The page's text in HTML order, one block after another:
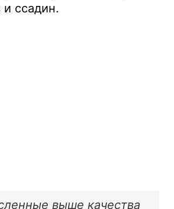
ссадин.
выше качества